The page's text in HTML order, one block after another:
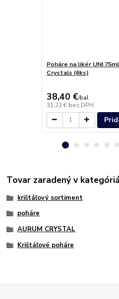
Poháre na likér UNI
Crystals (6ks)
38,40 €/bal
31,22 € bez DPH
Tovar zaradený v
krištáľový sortiment
poháre
AURUM CRYSTAL
Krištáľové poháre